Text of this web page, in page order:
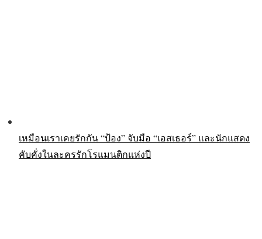
เหมือนเราเคยรักกัน “ป้อง” จับมือ “เอสเธอร์” และนักแสดง
คับคั่งในละครรักโรแมนติกแห่งปี